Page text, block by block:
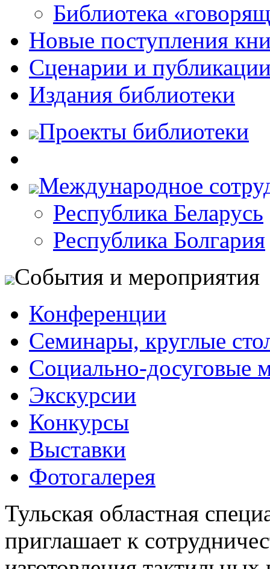
Библиотека
Новые поступления
Сценарии и
Издания библиотеки
Проекты библиотеки
Международное
Республика Беларусь
Республика Болгария
События и мероприятия
Конференции
Семинары, круглые
Социально-досуговые
Экскурсии
Конкурсы
Выставки
Фотогалерея
Тульская областная
приглашает к